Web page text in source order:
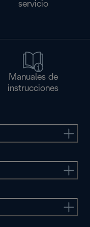
servicio
Manuales de
instrucciones